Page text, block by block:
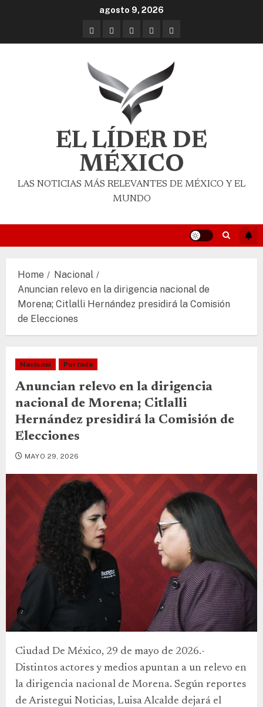
agosto 9, 2026
EL LÍDER DE
MÉXICO
LAS NOTICIAS MÁS RELEVANTES DE MÉXICO Y EL
MUNDO
Home
Nacional
Anuncian relevo en la dirigencia nacional de
Morena; Citlalli Hernández presidirá la Comisión
de Elecciones
Nacional Portada
Anuncian relevo en la dirigencia
nacional de Morena; Citlalli
Hernández presidirá la Comisión de
Elecciones
MAYO 29, 2026
Ciudad De México, 29 de mayo de 2026.-
Distintos actores y medios apuntan a un relevo en
la dirigencia nacional de Morena. Según reportes
de Aristegui Noticias, Luisa Alcalde dejará el